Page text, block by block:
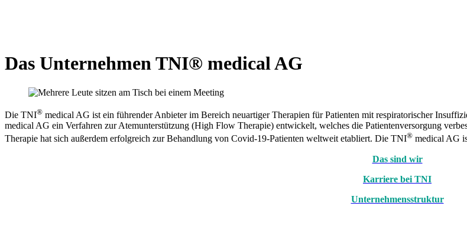
Das Unternehmen TNI® medical AG
Die TNI® medical AG ist ein führender Anbieter im Bereich neuartiger Therapien für Patienten mit respiratorischer
medical AG ein Verfahren zur Atemunterstützung (High Flow Therapie) entwickelt, welches die Patientenversorgung
Therapie hat sich außerdem erfolgreich zur Behandlung von Covid-19-Patienten weltweit etabliert. Die TNI® medical AG
Das sind wir
Karriere bei TNI
Unternehmensstruktur